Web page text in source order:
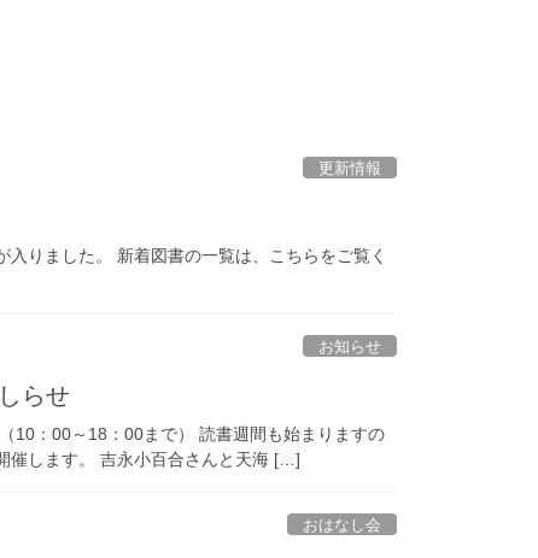
更新情報
りました。 新着図書の一覧は、こちらをご覧く
お知らせ
らせ
10：00～18：00まで） 読書週間も始まりますの
催します。 吉永小百合さんと天海 […]
おはなし会